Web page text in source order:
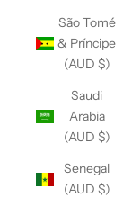
São Tomé
& Príncipe
(AUD $)
Saudi
Arabia
(AUD $)
Senegal
(AUD $)